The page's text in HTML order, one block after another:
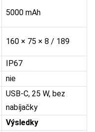
5000 mAh
160 × 75 × 8 / 189
IP67
nie
USB-C, 25 W, bez
nabíjačky
Výsledky